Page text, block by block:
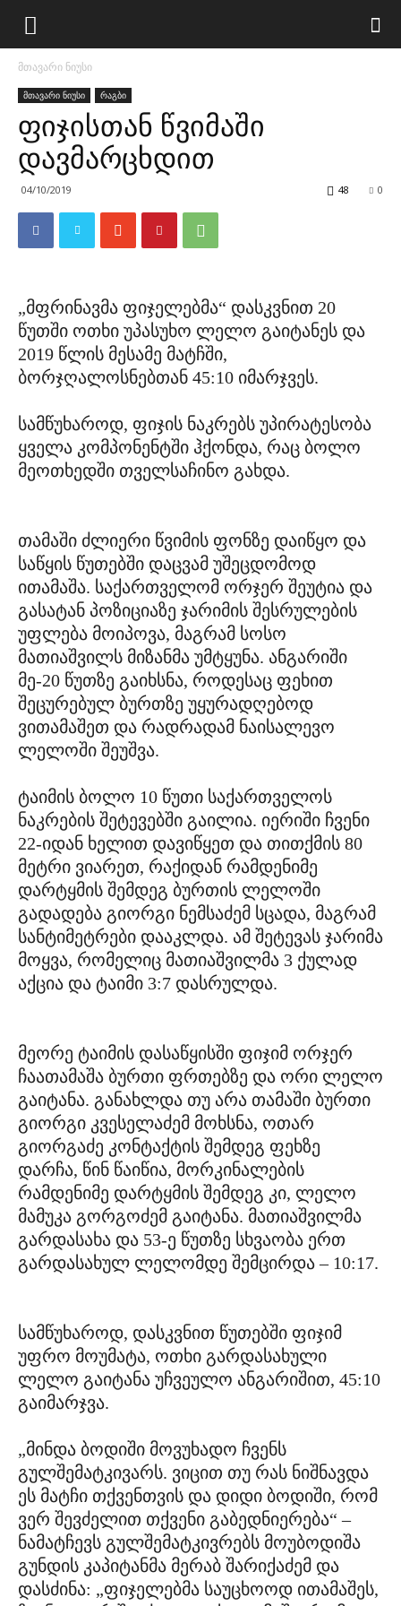
მთავარი ნიუსი
მთავარი ნიუსი რაგბი
ფიჯისთან წვიმაში
დავმარცხდით
04/10/2019 0
48
„მფრინავმა ფიჯელებმა“ დასკვნით 20
წუთში ოთხი უპასუხო ლელო გაიტანეს და
2019 წლის მესამე მატჩში,
ბორჯღალოსნებთან 45:10 იმარჯვეს.
სამწუხაროდ, ფიჯის ნაკრებს უპირატესობა
ყველა კომპონენტში ჰქონდა, რაც ბოლო
მეოთხედში თველსაჩინო გახდა.
თამაში ძლიერი წვიმის ფონზე დაიწყო და
საწყის წუთებში დაცვამ უშეცდომოდ
ითამაშა. საქართველომ ორჯერ შეუტია და
გასატან პოზიციაზე ჯარიმის შესრულების
უფლება მოიპოვა, მაგრამ სოსო
მათიაშვილს მიზანმა უმტყუნა. ანგარიში
მე-20 წუთზე გაიხსნა, როდესაც ფეხით
შეცურებულ ბურთზე უყურადღებოდ
ვითამაშეთ და რადრადამ ნაისალევო
ლელოში შეუშვა.
ტაიმის ბოლო 10 წუთი საქართველოს
ნაკრების შეტევებში გაილია. იერიში ჩვენი
22-იდან ხელით დავიწყეთ და თითქმის 80
მეტრი ვიარეთ, რაქიდან რამდენიმე
დარტყმის შემდეგ ბურთის ლელოში
გადადება გიორგი ნემსაძემ სცადა, მაგრამ
სანტიმეტრები დააკლდა. ამ შეტევას ჯარიმა
მოყვა, რომელიც მათიაშვილმა 3 ქულად
აქცია და ტაიმი 3:7 დასრულდა.
მეორე ტაიმის დასაწყისში ფიჯიმ ორჯერ
ჩაათამაშა ბურთი ფრთებზე და ორი ლელო
გაიტანა. განახლდა თუ არა თამაში ბურთი
გიორგი კვესელაძემ მოხსნა, ოთარ
გიორგაძე კონტაქტის შემდეგ ფეხზე
დარჩა, წინ წაიწია, მორკინალების
რამდენიმე დარტყმის შემდეგ კი, ლელო
მამუკა გორგოძემ გაიტანა. მათიაშვილმა
გარდასახა და 53-ე წუთზე სხვაობა ერთ
გარდასახულ ლელომდე შემცირდა – 10:17.
სამწუხაროდ, დასკვნით წუთებში ფიჯიმ
უფრო მოუმატა, ოთხი გარდასახული
ლელო გაიტანა უჩვეულო ანგარიშით, 45:10
გაიმარჯვა.
„მინდა ბოდიში მოვუხადო ჩვენს
გულშემატკივარს. ვიცით თუ რას ნიშნავდა
ეს მატჩი თქვენთვის და დიდი ბოდიში, რომ
ვერ შევძელით თქვენი გაბედნიერება“ –
ნამატჩევს გულშემატკივრებს მოუბოდიშა
გუნდის კაპიტანმა მერაბ შარიქაძემ და
დასძინა: „ფიჯელებმა საუცხოოდ ითამაშეს,